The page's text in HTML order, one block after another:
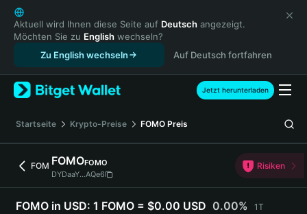
English
日本語
Tiếng Việt
Русский
Español (Latinoamérica)
Türkçe
Français
Deutsch
繁體中文
Português (Portugal)
Bahasa Indonesia
Aktuell wird Ihnen diese Seite auf Deutsch angezeigt.
Möchten Sie zu English wechseln?
Zu English wechseln
Auf Deutsch fortfahren
Jetzt herunterladen
Startseite Krypto-Preise FOMO Preis
FOM FOMOFOMO
DYDaaY...AQe6
Risiken
FOMO in USD: 1 FOMO = $0.00 USD 0.00% 1T